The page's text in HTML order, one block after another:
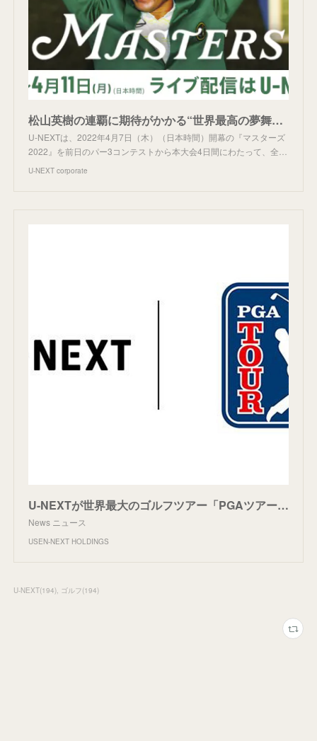
松山英樹の連覇に期待がかかる“世界最高の夢舞台”マスターズを、U-NEXTがマルチチャンネルで独占生配信決定！ | U-NEXT コーポレート
U-NEXTは、2022年4月7日（木）（日本時間）開幕の『マスターズ
2022』を前日のパー3コンテストから本大会4日間にわたって、全…
U-NEXT corporate
U-NEXTが世界最大のゴルフツアー「PGAツアー」の国内配信パートナーに決定！松山英樹出場の「セントリートーナメントofチャンピオンズ」を皮切りに、マルチチャンネルで独占生配信｜ニュースリリース｜U
News ニュース
USEN-NEXT HOLDINGS
U-NEXT(194) ゴルフ(194)